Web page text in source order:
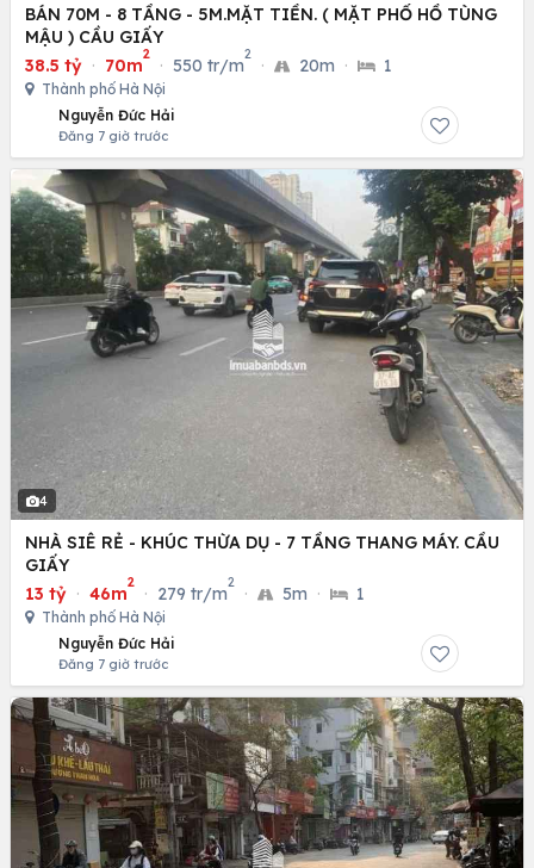
BÁN 70M - 8 TẦNG - 5M.MẶT TIỀN. ( MẶT PHỐ HỒ TÙNG
MẬU ) CẦU GIẤY
38.5 tỷ · 70m
2
· 550 tr/m
2
· 20m · 1
Thành phố Hà Nội
Nguyễn Đức Hải
Đăng 7 giờ trước
4
NHÀ SIÊ RẺ - KHÚC THỪA DỤ - 7 TẦNG THANG MÁY. CẦU
GIẤY
13 tỷ · 46m
2
· 279 tr/m
2
· 5m · 1
Thành phố Hà Nội
Nguyễn Đức Hải
Đăng 7 giờ trước